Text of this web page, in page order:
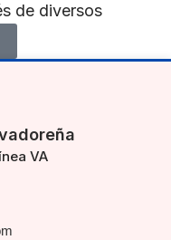
de diversos
VA